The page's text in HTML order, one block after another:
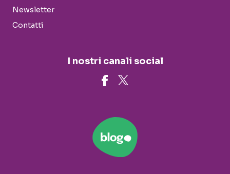
Newsletter
Contatti
I nostri canali social